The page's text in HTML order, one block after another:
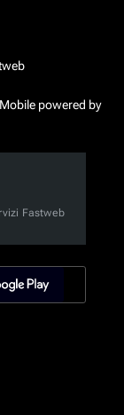
powered by
Fastweb